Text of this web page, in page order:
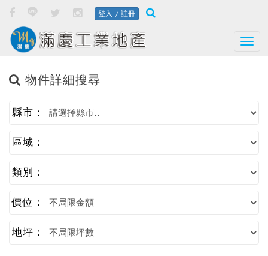
登入 / 註冊
物件詳細搜尋
縣市 :
區域 :
類別 :
價位 :
地坪 :